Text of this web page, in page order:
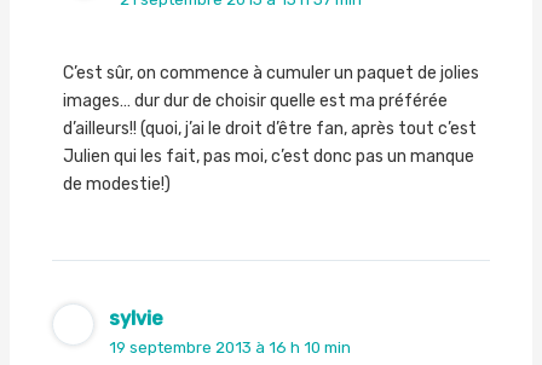
C’est sûr, on commence à cumuler un paquet de jolies
images… dur dur de choisir quelle est ma préférée
d’ailleurs!! (quoi, j’ai le droit d’être fan, après tout c’est
Julien qui les fait, pas moi, c’est donc pas un manque
de modestie!)
sylvie
19 septembre 2013 à 16 h 10 min